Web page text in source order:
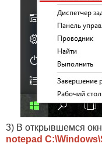
3) В открывшемся
notepad